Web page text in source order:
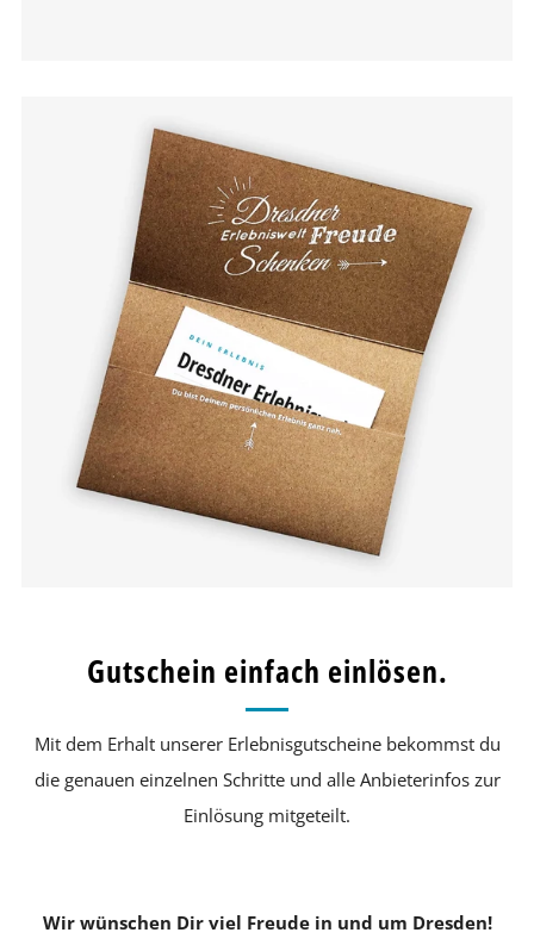
Gutschein einfach einlösen.
Mit dem Erhalt unserer Erlebnisgutscheine bekommst du
die genauen einzelnen Schritte und alle Anbieterinfos zur
Einlösung mitgeteilt.
Wir wünschen Dir viel Freude in und um Dresden!